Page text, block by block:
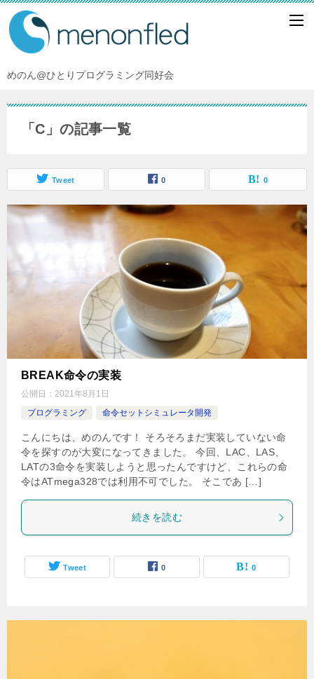
めのん@ひとりプログラミング同好会
「C」の記事一覧
Tweet 0 0
BREAK命令の実装
公開日： 2021年8月1日
プログラミング
命令セットシミュレータ開発
こんにちは、めのんです！ そろそろまだ実装していない命
令を探すのが大変になってきました。 今回、LAC、LAS、
LATの3命令を実装しようと思ったんですけど、これらの命
令はATmega328では利用不可でした。 そこであ […]
続きを読む
Tweet 0 0